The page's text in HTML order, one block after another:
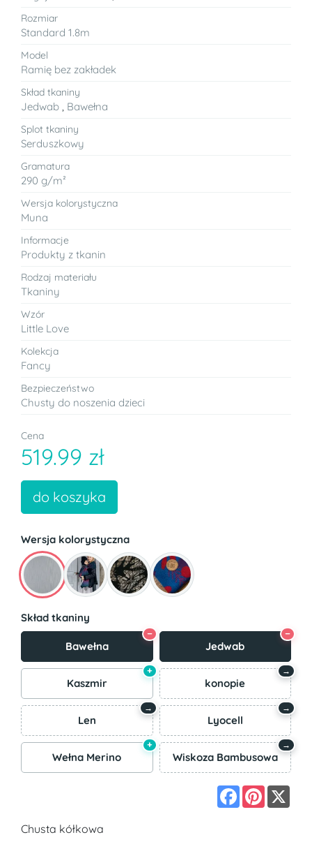
Rozmiar
Standard 1.8m
Model
Ramię bez zakładek
Skład tkaniny
Jedwab Bawełna
Splot tkaniny
Serduszkowy
Gramatura
290 g/m²
Wersja kolorystyczna
Muna
Informacje
Produkty z tkanin
Rodzaj materiału
Tkaniny
Wzór
Little Love
Kolekcja
Fancy
Bezpieczeństwo
Chusty do noszenia dzieci
Cena
519.99 zł
do koszyka
Wersja kolorystyczna
Skład tkaniny
Bawełna
−
Jedwab
−
Kaszmir
+
konopie
→
Len
→
Lyocell
→
Wełna Merino
+
Wiskoza Bambusowa
→
Facebook
Pinterest
Chusta kółkowa